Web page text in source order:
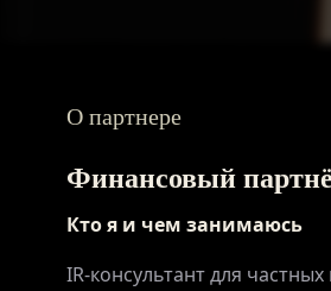
О партнере
Финансовый
Кто я и чем занимаюсь
IR-консультант для